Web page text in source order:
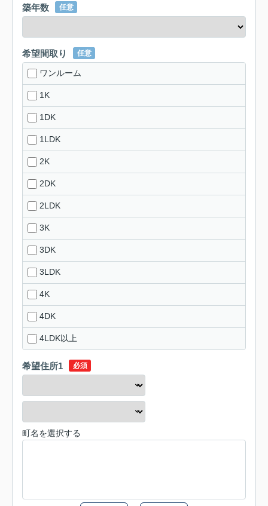
築年数 任意
希望間取り 任意
ワンルーム
1K
1DK
1LDK
2K
2DK
2LDK
3K
3DK
3LDK
4K
4DK
4LDK以上
希望住所1 必須
町名を選択する